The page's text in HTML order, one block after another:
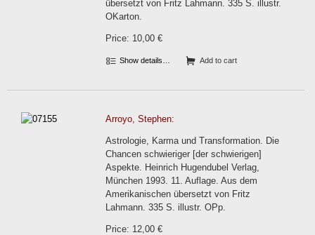
übersetzt von Fritz Lahmann. 335 S. illustr.
OKarton.
Price: 10,00 €
Show details… Add to cart
Arroyo, Stephen:
Astrologie, Karma und Transformation. Die
Chancen schwieriger [der schwierigen]
Aspekte. Heinrich Hugendubel Verlag,
München 1993. 11. Auflage. Aus dem
Amerikanischen übersetzt von Fritz
Lahmann. 335 S. illustr. OPp.
Price: 12,00 €